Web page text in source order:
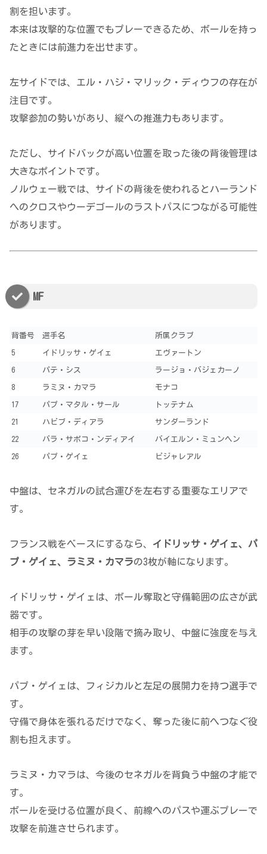
割を担います。
本来は攻撃的な位置でもプレーできるため、ボールを持っ
たときには前進力を出せます。
左サイドでは、エル・ハジ・マリック・ディウフの存在が
注目です。
攻撃参加の勢いがあり、縦への推進力もあります。
ただし、サイドバックが高い位置を取った後の背後管理は
大きなポイントです。
ノルウェー戦では、サイドの背後を使われるとハーランド
へのクロスやウーデゴールのラストパスにつながる可能性
があります。
MF
背番号 選手名 所属クラブ
5 イドリッサ・ゲイェ エヴァートン
6 パテ・シス ラージョ・バジェカーノ
8 ラミヌ・カマラ モナコ
17 パプ・マタル・サール トッテナム
21 ハビブ・ディアラ サンダーランド
22 バラ・サポコ・ンディアイ バイエルン・ミュンヘン
26 パプ・ゲイェ ビジャレアル
中盤は、セネガルの試合運びを左右する重要なエリアで
す。
フランス戦をベースにするなら、 イドリッサ・ゲイェ、パ
プ・ゲイェ、ラミヌ・カマラの3枚が軸になります。
イドリッサ・ゲイェは、ボール奪取と守備範囲の広さが武
器です。
相手の攻撃の芽を早い段階で摘み取り、中盤に強度を与え
ます。
パプ・ゲイェは、フィジカルと左足の展開力を持つ選手で
す。
守備で身体を張れるだけでなく、奪った後に前へつなぐ役
割も担えます。
ラミヌ・カマラは、今後のセネガルを背負う中盤の才能で
す。
ボールを受ける位置が良く、前線へのパスや運ぶプレーで
攻撃を前進させられます。